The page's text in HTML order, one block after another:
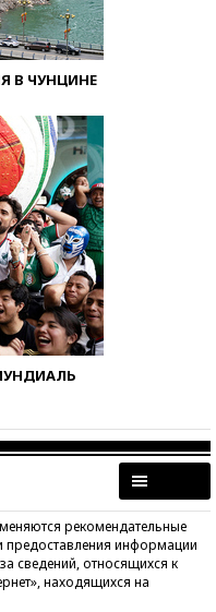
В ЧУНЦИНЕ
рекомендательные
предоставления информации
сведений, относящихся к
находящихся на